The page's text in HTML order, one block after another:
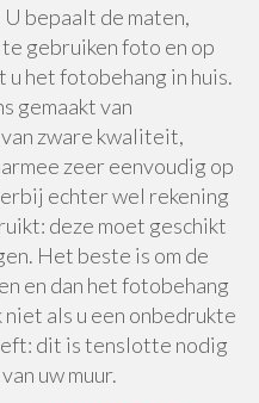
bepaalt de maten,
gebruiken foto en op
het fotobehang in huis.
gemaakt van
zware kwaliteit,
zeer eenvoudig op
echter wel rekening
deze moet geschikt
Het beste is om de
en dan het fotobehang
niet als u een onbedrukte
dit is tenslotte nodig
uw muur.